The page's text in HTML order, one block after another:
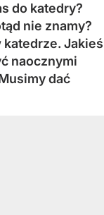
do katedry?
nie znamy?
Jakieś
naocznymi
dać